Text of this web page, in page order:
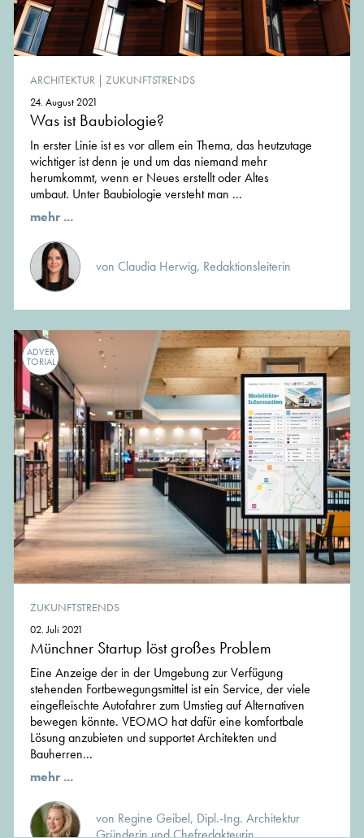
ARCHITEKTUR | ZUKUNFTSTRENDS
24. August 2021
Was ist Baubiologie?
In erster Linie ist es vor allem ein Thema, das heutzutage
wichtiger ist denn je und um das niemand mehr
herumkommt, wenn er Neues erstellt oder Altes
umbaut. Unter Baubiologie versteht man ...
mehr ...
von Claudia Herwig, Redaktionsleiterin
ADVER
TORIAL
ZUKUNFTSTRENDS
02. Juli 2021
Münchner Startup löst großes Problem
Eine Anzeige der in der Umgebung zur Verfügung
stehenden Fortbewegungsmittel ist ein Service, der viele
eingefleischte Autofahrer zum Umstieg auf Alternativen
bewegen könnte. VEOMO hat dafür eine komfortbale
Lösung anzubieten und supportet Architekten und
Bauherren...
mehr ...
von Regine Geibel, Dipl.-Ing. Architektur
Gründerin und Chefredakteurin